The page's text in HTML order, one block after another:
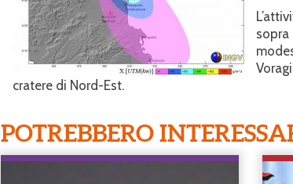
sopra
cratere di Nord-Est.
POTREBBERO